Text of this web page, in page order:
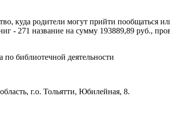
куда родители могут прийти пообщаться
- 271 название на сумму 193889,89 руб.,
по библиотечной деятельности
г.о. Тольятти, Юбилейная, 8.